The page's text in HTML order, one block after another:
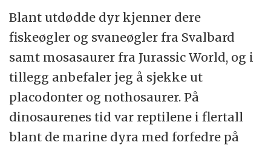
Blant utdødde dyr kjenner dere
fiskeøgler og svaneøgler fra Svalbard
samt mosasaurer fra Jurassic World, og i
tillegg anbefaler jeg å sjekke ut
placodonter og nothosaurer. På
dinosaurenes tid var reptilene i flertall
blant de marine dyra med forfedre på